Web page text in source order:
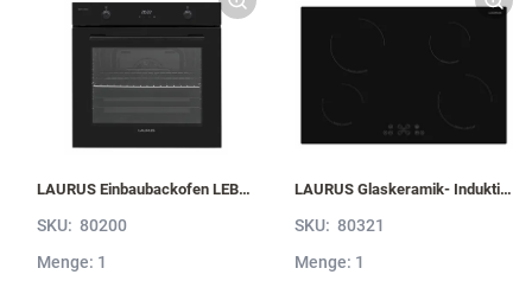
LAURUS Einbaubackofen LEB10BK mit Hydrolyse LEB10BK
SKU: 80200
Menge: 1
LAURUS Glaskeramik- Induktionskochfeld LIA780, autark LIA780
SKU: 80321
Menge: 1